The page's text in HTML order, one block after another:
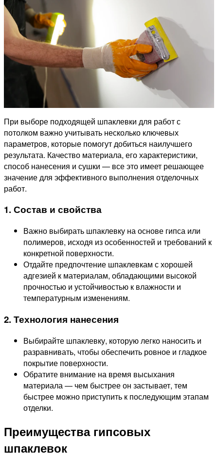
При выборе подходящей шпаклевки для работ с
потолком важно учитывать несколько ключевых
параметров, которые помогут добиться наилучшего
результата. Качество материала, его характеристики,
способ нанесения и сушки — все это имеет решающее
значение для эффективного выполнения отделочных
работ.
1. Состав и свойства
Важно выбирать шпаклевку на основе гипса или
полимеров, исходя из особенностей и требований к
конкретной поверхности.
Отдайте предпочтение шпаклевкам с хорошей
адгезией к материалам, обладающими высокой
прочностью и устойчивостью к влажности и
температурным изменениям.
2. Технология нанесения
Выбирайте шпаклевку, которую легко наносить и
разравнивать, чтобы обеспечить ровное и гладкое
покрытие поверхности.
Обратите внимание на время высыхания
материала — чем быстрее он застывает, тем
быстрее можно приступить к последующим этапам
отделки.
Преимущества гипсовых
шпаклевок